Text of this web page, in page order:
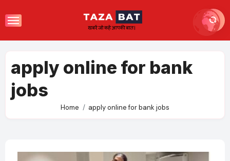
to
apply online for bank
jobs
Home apply online for bank jobs